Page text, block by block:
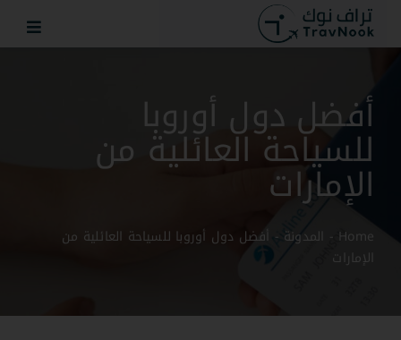
content
أفضل دول أوروبا
للسياحة العائلية من
الإمارات
Home
- المدونة - أفضل دول أوروبا للسياحة العائلية من
الإمارات